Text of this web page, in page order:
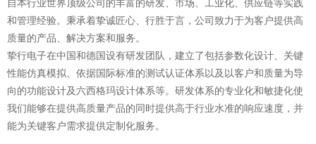
自本行业世界顶级公司的丰富的研发、市场、工业化、供应链等实践
和管理经验。秉承着挚诚匠心、行胜于言，公司致力于为客户提供高
质量的产品、解决方案和服务。
挚行电子在中国和德国设有研发团队，建立了包括参数化设计、关键
性能仿真模拟、依据国际标准的测试认证体系以及以客户和质量为导
向的功能设计及六西格玛设计体系等。研发体系的专业化和敏捷化使
我们能够在提供高质量产品的同时提供高于行业水准的响应速度，并
能为关键客户需求提供定制化服务。